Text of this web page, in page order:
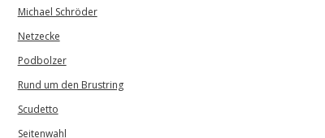
Michael Schröder
Netzecke
Podbolzer
Rund um den Brustring
Scudetto
Seitenwahl